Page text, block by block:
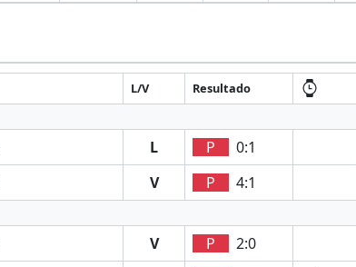
L/V Resultado
L P
0:1
V P
4:1
V P
2:0